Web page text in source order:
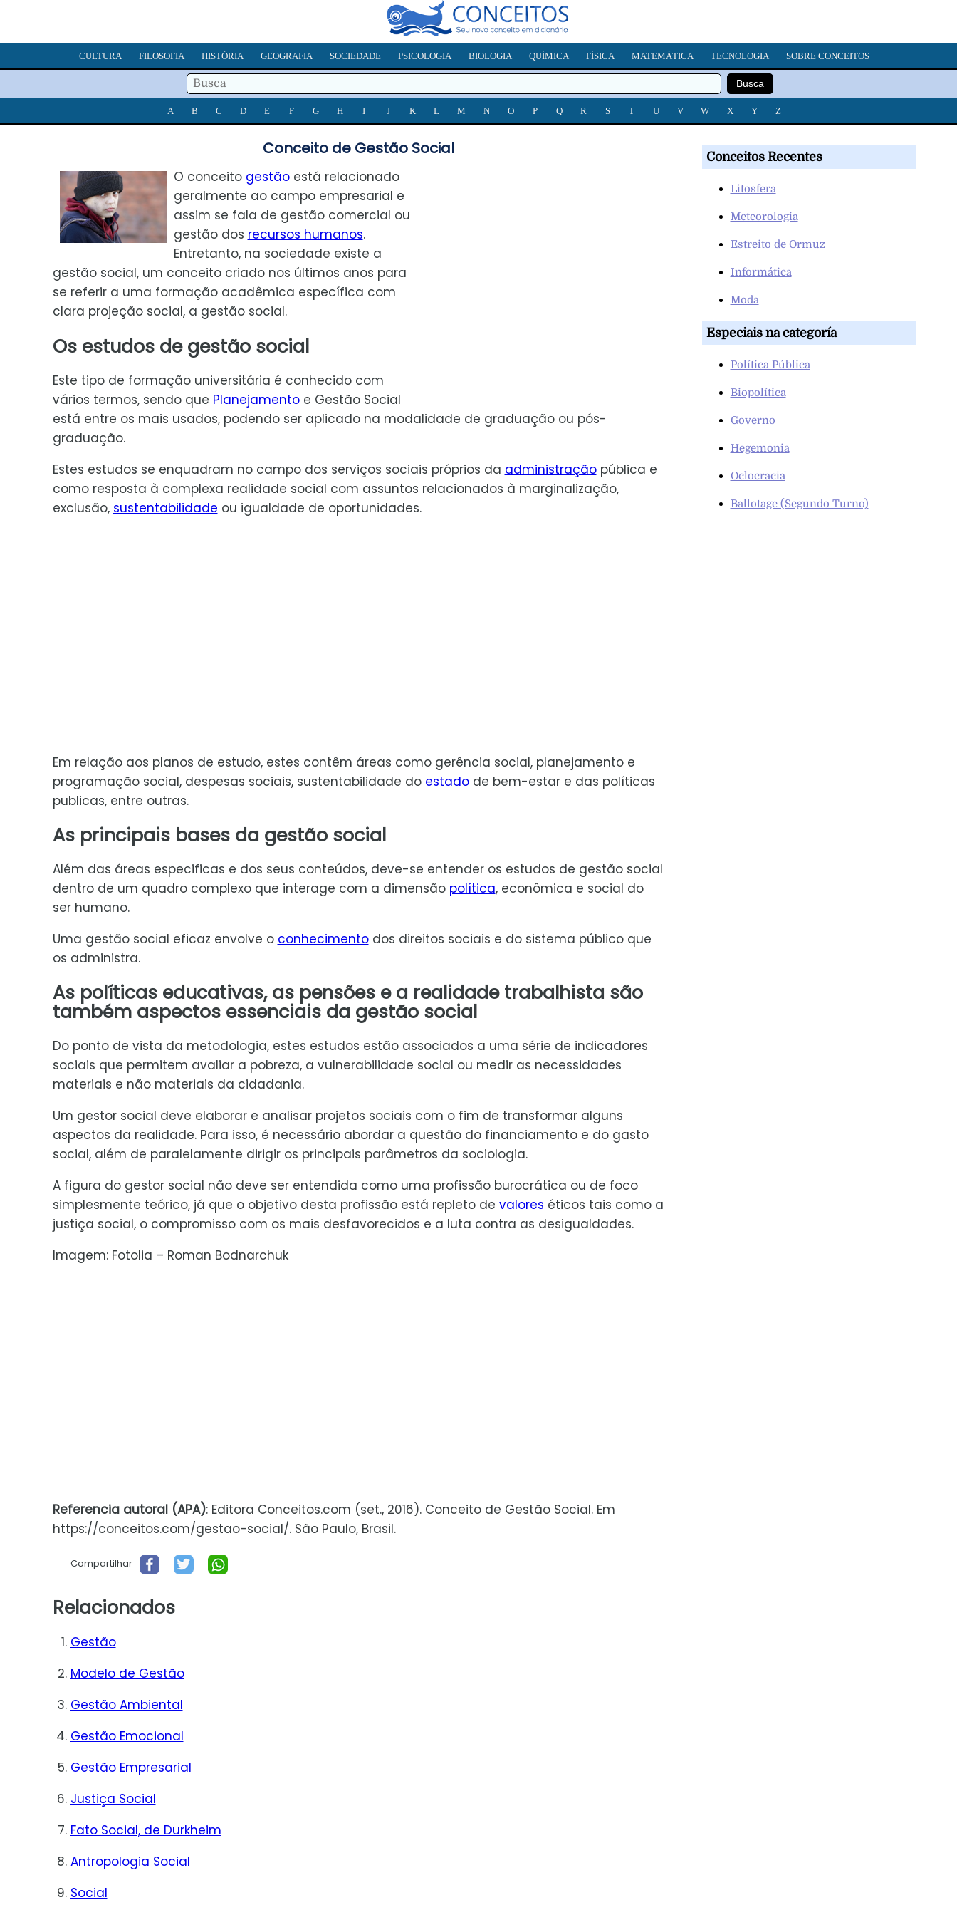
CULTURA FILOSOFIA HISTÓRIA GEOGRAFIA SOCIEDADE PSICOLOGIA BIOLOGIA QUÍMICA FÍSICA MATEMÁTICA TECNOLOGIA SOBRE CONCEITOS
A B C D E F G H I J K L M N O P Q R S T U V W X Y Z
Conceito de Gestão Social
O conceito gestãoestá relacionado
geralmente ao campo empresarial e
assim se fala de gestão comercial ou
gestão dos recursos humanos.
Entretanto, na sociedade existe a
gestão social, um conceito criado nos últimos anos para
se referir a uma formação acadêmica específica com
clara projeção social, a gestão social.
Os estudos de gestão social
Este tipo de formação universitária é conhecido com
vários termos, sendo que Planejamentoe Gestão Social
está entre os mais usados, podendo ser aplicado na modalidade de graduação ou pós-
graduação.
Estes estudos se enquadram no campo dos serviços sociais próprios da administraçãopública e
como resposta à complexa realidade social com assuntos relacionados à marginalização,
exclusão, sustentabilidade ou igualdade de oportunidades.
Em relação aos planos de estudo, estes contêm áreas como gerência social, planejamento e
programação social, despesas sociais, sustentabilidade do estadode bem-estar e das políticas
publicas, entre outras.
As principais bases da gestão social
Além das áreas especificas e dos seus conteúdos, deve-se entender os estudos de gestão social
dentro de um quadro complexo que interage com a dimensão política, econômica e social do
ser humano.
Uma gestão social eficaz envolve o conhecimentodos direitos sociais e do sistema público que
os administra.
As políticas educativas, as pensões e a realidade trabalhista são
também aspectos essenciais da gestão social
Do ponto de vista da metodologia, estes estudos estão associados a uma série de indicadores
sociais que permitem avaliar a pobreza, a vulnerabilidade social ou medir as necessidades
materiais e não materiais da cidadania.
Um gestor social deve elaborar e analisar projetos sociais com o fim de transformar alguns
aspectos da realidade. Para isso, é necessário abordar a questão do financiamento e do gasto
social, além de paralelamente dirigir os principais parâmetros da sociologia.
A figura do gestor social não deve ser entendida como uma profissão burocrática ou de foco
simplesmente teórico, já que o objetivo desta profissão está repleto de valores éticos tais como a
justiça social, o compromisso com os mais desfavorecidos e a luta contra as desigualdades.
Imagem: Fotolia – Roman Bodnarchuk
Referencia autoral (APA): Editora Conceitos.com (set., 2016). Conceito de Gestão Social. Em
https://conceitos.com/gestao-social/. São Paulo, Brasil.
Compartilhar
Relacionados
Gestão
Modelo de Gestão
Gestão Ambiental
Gestão Emocional
Gestão Empresarial
Justiça Social
Fato Social, de Durkheim
Antropologia Social
Social
Conceitos Recentes
Litosfera
Meteorologia
Estreito de Ormuz
Informática
Moda
Especiais na categoría
Política Pública
Biopolítica
Governo
Hegemonia
Oclocracia
Ballotage (Segundo Turno)